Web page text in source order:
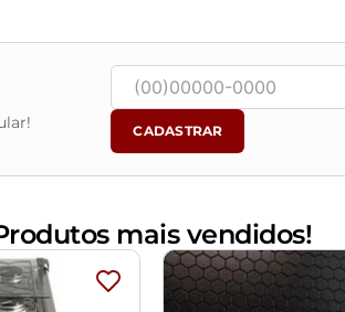
de montagem: Parafusos,
abrasivos como álcool e
CADASTRAR
mais vendidos!